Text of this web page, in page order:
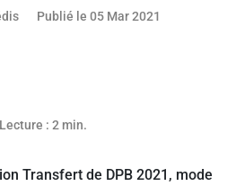
Publié le 05 Mar 2021
Lecture : 2 min.